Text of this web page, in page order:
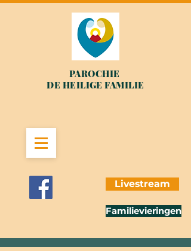
PAROCHIE
DE HEILIGE FAMILIE
Livestream
Familievieringen